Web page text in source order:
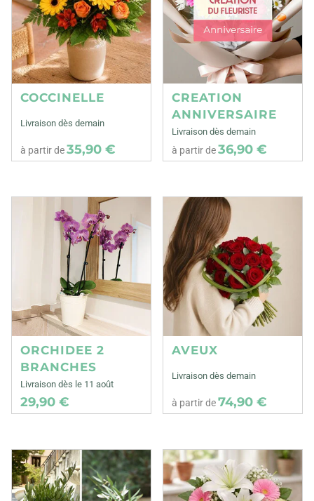
COCCINELLE
Livraison dès demain
à partir de35,90 €
CREATION
ANNIVERSAIRE
Livraison dès demain
à partir de36,90 €
ORCHIDEE 2
BRANCHES
Livraison dès le 11 août
29,90 €
AVEUX
Livraison dès demain
à partir de74,90 €